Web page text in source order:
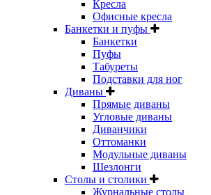
Кресла
Офисные кресла
Банкетки и пуфы
Банкетки
Пуфы
Табуреты
Подставки для ног
Диваны
Прямые диваны
Угловые диваны
Диванчики
Оттоманки
Модульные диваны
Шезлонги
Столы и столики
Журнальные столы